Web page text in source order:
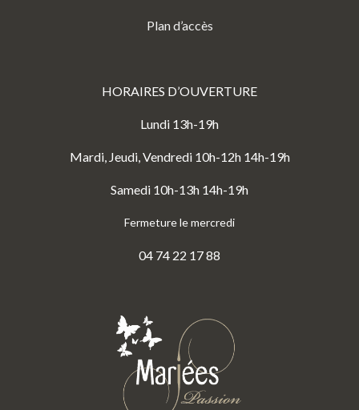
Plan d’accès
HORAIRES D’OUVERTURE
Lundi 13h-19h
Mardi, Jeudi, Vendredi 10h-12h 14h-19h
Samedi 10h-13h 14h-19h
Fermeture le mercredi
04 74 22 17 88